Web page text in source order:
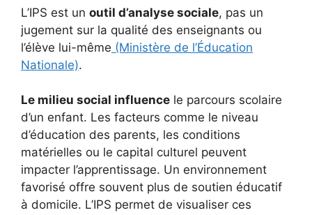
L’IPS est un outil d’analyse sociale, pas un
jugement sur la qualité des enseignants ou
l’élève lui-même (Ministère de l’Éducation
Nationale).
Le milieu social influence le parcours scolaire
d’un enfant. Les facteurs comme le niveau
d’éducation des parents, les conditions
matérielles ou le capital culturel peuvent
impacter l’apprentissage. Un environnement
favorisé offre souvent plus de soutien éducatif
à domicile. L’IPS permet de visualiser ces